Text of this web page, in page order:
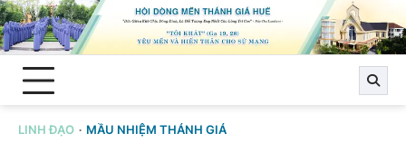
Skip
to
content
LINH ĐẠO MẦU NHIỆM THÁNH GIÁ